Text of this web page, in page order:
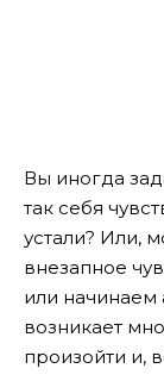
Вы иногда
так себя
устали? Или,
внезапное
или начинаем
возникает
произойти и,